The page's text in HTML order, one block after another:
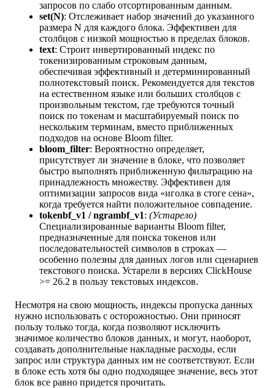
запросов по слабо отсортированным данным.
set(N): Отслеживает набор значений до указанного
размера N для каждого блока. Эффективен для
столбцов с низкой мощностью в пределах блоков.
text: Строит инвертированный индекс по
токенизированным строковым данным,
обеспечивая эффективный и детерминированный
полнотекстовый поиск. Рекомендуется для текстов
на естественном языке или больших столбцов с
произвольным текстом, где требуются точный
поиск по токенам и масштабируемый поиск по
нескольким терминам, вместо приближенных
подходов на основе Bloom filter.
bloom_filter: Вероятностно определяет,
присутствует ли значение в блоке, что позволяет
быстро выполнять приближенную фильтрацию на
принадлежность множеству. Эффективен для
оптимизации запросов вида «иголка в стоге сена»,
когда требуется найти положительное совпадение.
tokenbf_v1 / ngrambf_v1: (Устарело)
Специализированные варианты Bloom filter,
предназначенные для поиска токенов или
последовательностей символов в строках —
особенно полезны для данных логов или сценариев
текстового поиска. Устарели в версиях ClickHouse
>= 26.2 в пользу текстовых индексов.
Несмотря на свою мощность, индексы пропуска данных
нужно использовать с осторожностью. Они приносят
пользу только тогда, когда позволяют исключить
значимое количество блоков данных, и могут, наоборот,
создавать дополнительные накладные расходы, если
запрос или структура данных им не соответствуют. Если
в блоке есть хотя бы одно подходящее значение, весь этот
блок все равно придется прочитать.